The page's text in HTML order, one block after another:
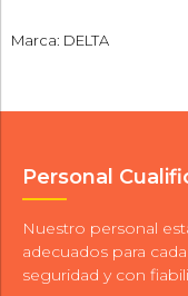
Marca: DELTA
Personal
Nuestro personal
adecuados para
seguridad y con